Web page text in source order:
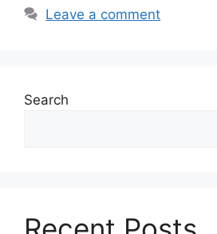
Leave a comment
Search